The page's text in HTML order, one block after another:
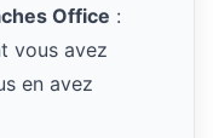
Office :
vous avez
en avez